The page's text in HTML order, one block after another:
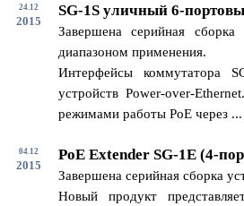
24.12
2015
SG-1S уличный 6-
Завершена серийная
диапазоном применения.
Интерфейсы коммутатора
устройств Power-over-
режимами работы PoE через ...
04.12
2015
PoE Extender SG-1E (4-
Завершена серийная сборка
Новый продукт